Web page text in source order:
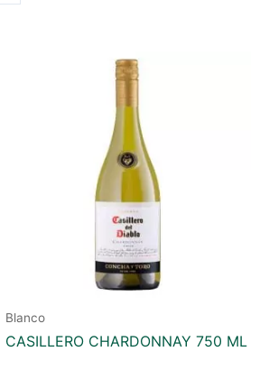
Blanco
CASILLERO CHARDONNAY 750 ML